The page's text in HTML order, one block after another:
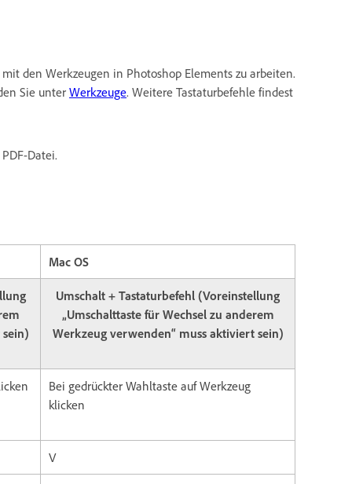
den Werkzeugen in Photoshop Elements zu arbeiten.
Sie unterWerkzeuge. Weitere Tastaturbefehle findest
Datei.
Mac OS
Umschalt + Tastaturbefehl (Voreinstellung
„Umschalttaste für Wechsel zu anderem
Werkzeug verwenden“ muss aktiviert sein)
Bei gedrückter Wahltaste auf Werkzeug
klicken
V